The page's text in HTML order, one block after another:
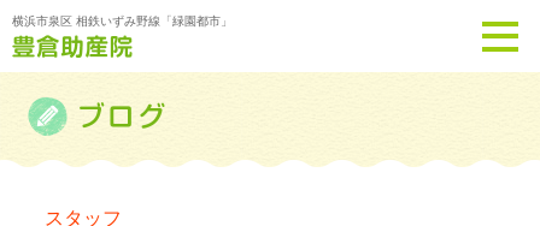
横浜市泉区 相鉄いずみ野線「緑園都市」
スタッフ